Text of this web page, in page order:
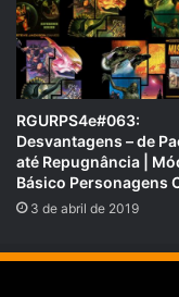
RGURPS4e#063:
Desvantagens – de
até Repugnância |
Básico Personagens
3 de abril de 2019